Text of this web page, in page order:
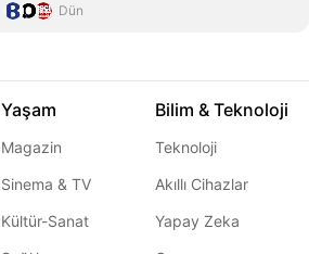
Dün
Yaşam
Magazin
Sinema & TV
Kültür-Sanat
Bilim & Teknoloji
Teknoloji
Akıllı Cihazlar
Yapay Zeka